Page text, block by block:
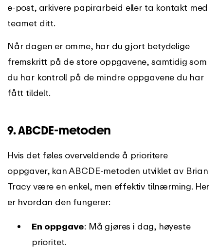
e-post, arkivere papirarbeid eller ta kontakt med
teamet ditt.
Når dagen er omme, har du gjort betydelige
fremskritt på de store oppgavene, samtidig som
du har kontroll på de mindre oppgavene du har
fått tildelt.
9. ABCDE-metoden
Hvis det føles overveldende å prioritere
oppgaver, kan ABCDE-metoden utviklet av Brian
Tracy være en enkel, men effektiv tilnærming. Her
er hvordan den fungerer:
En oppgave: Må gjøres i dag, høyeste
prioritet.